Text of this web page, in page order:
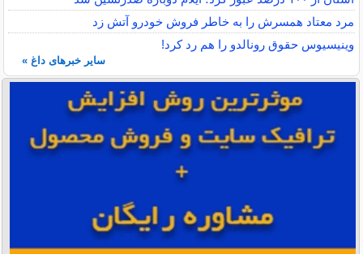
مرد معتاد همسرش را به خاطر فروش خودرو آتش زد
وینیسیوس حقوق رونالدو را هم رد کرد!
سایر خبرهای داغ »